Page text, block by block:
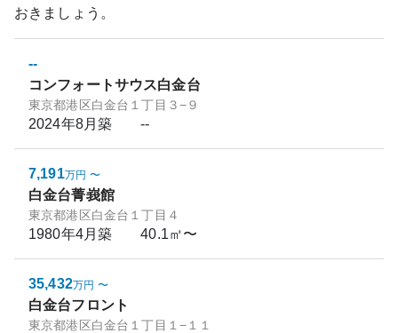
おきましょう。
--
コンフォートサウス白金台
東京都港区白金台１丁目３−９
2024年8月築 --
7,191万円 〜
白金台菁峩館
東京都港区白金台１丁目４
1980年4月築 40.1㎡〜
35,432万円 〜
白金台フロント
東京都港区白金台１丁目１−１１